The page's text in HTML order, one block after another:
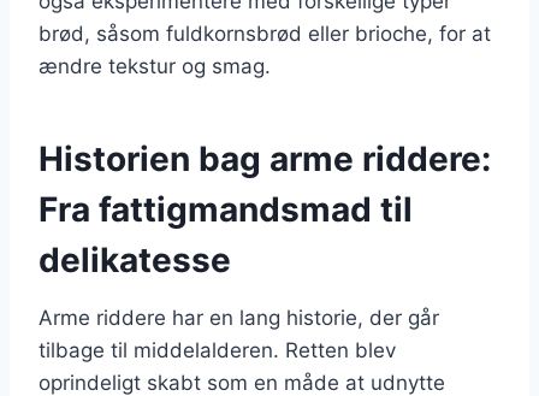
brød, såsom fuldkornsbrød eller brioche, for at
ændre tekstur og smag.
Historien bag arme riddere:
Fra fattigmandsmad til
delikatesse
Arme riddere har en lang historie, der går
tilbage til middelalderen. Retten blev
oprindeligt skabt som en måde at udnytte